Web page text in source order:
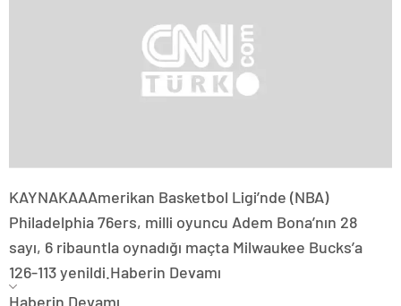
KAYNAKAAAmerikan Basketbol Ligi’nde (NBA)
Philadelphia 76ers, milli oyuncu Adem Bona’nın 28
sayı, 6 ribauntla oynadığı maçta Milwaukee Bucks’a
126-113 yenildi. Haberin Devamı
Haberin Devamı